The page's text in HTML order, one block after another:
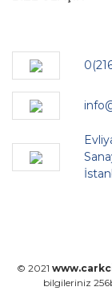
© 2021
bilgileriniz